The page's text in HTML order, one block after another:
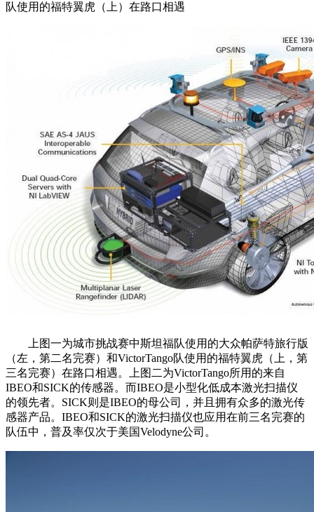
队使用的福特翼虎（上）在路口相遇
上图一为城市挑战赛中斯坦福队使用的大众帕萨特旅行版
（左，第二名完赛）和VictorTango队使用的福特翼虎（上，第
三名完赛）在路口相遇。上图二为VictorTango所用的来自
IBEO和SICK的传感器。而IBEO是小型化低成本激光扫描仪
的领先者。SICK则是IBEO的母公司，并且拥有众多的激光传
感器产品。IBEO和SICK的激光扫描仪也应用在前三名完赛的
队伍中，普及率仅次于美国Velodyne公司。